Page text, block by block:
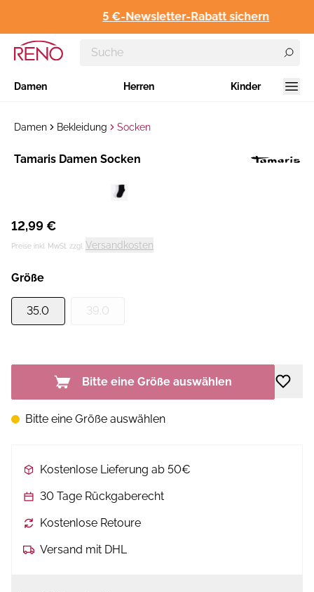
5 €-Newsletter-Rabatt sichern
Damen Herren Kinder
Damen Bekleidung Socken
Hersteller
Tamaris Damen Socken
12,99 €
Preise inkl. MwSt. zzgl. Versandkosten
Größe
35.0 39.0
Bitte eine Größe auswählen
Bitte eine Größe auswählen
Kostenlose Lieferung ab 50€
30 Tage Rückgaberecht
Kostenlose Retoure
Versand mit DHL